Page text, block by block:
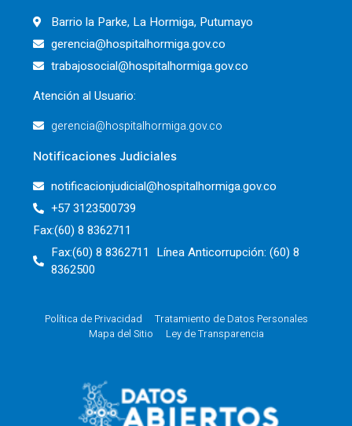
Barrio la Parke, La Hormiga, Putumayo
gerencia@hospitalhormiga.gov.co
trabajosocial@hospitalhormiga.gov.co
Atención al Usuario:
gerencia@hospitalhormiga.gov.co
Notificaciones Judiciales
notificacionjudicial@hospitalhormiga.gov.co
+57 3123500739
Fax:(60) 8 8362711
Fax:(60) 8 8362711 Línea Anticorrupción: (60) 8
8362500
Política de Privacidad
Tratamiento de Datos Personales
Mapa del Sitio
Ley de Transparencia